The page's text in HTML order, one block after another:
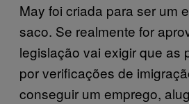
May foi criada para ser um
saco. Se realmente for
legislação vai exigir que as
por verificações de
conseguir um emprego,